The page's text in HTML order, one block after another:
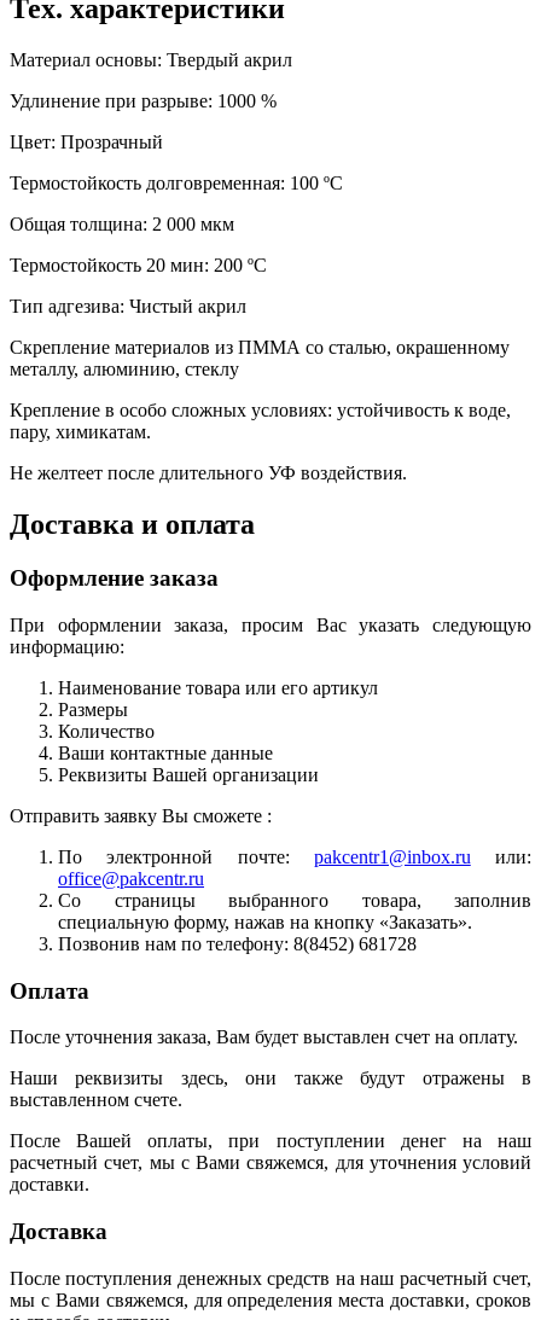
Тех. характеристики
Материал основы: Твердый акрил
Удлинение при разрыве: 1000 %
Цвет: Прозрачный
Термостойкость долговременная: 100 ºС
Общая толщина: 2 000 мкм
Термостойкость 20 мин: 200 ºС
Тип адгезива: Чистый акрил
Скрепление материалов из ПММА со сталью, окрашенному
металлу, алюминию, стеклу
Крепление в особо сложных условиях: устойчивость к воде,
пару, химикатам.
Не желтеет после длительного УФ воздействия.
Доставка и оплата
Оформление заказа
При оформлении заказа, просим Вас указать следующую
информацию:
Наименование товара или его артикул
Размеры
Количество
Ваши контактные данные
Реквизиты Вашей организации
Отправить заявку Вы сможете :
По электронной почте: pakcentr1@inbox.ru или:
office@pakcentr.ru
Со страницы выбранного товара, заполнив
специальную форму, нажав на кнопку «Заказать».
Позвонив нам по телефону: 8(8452) 681728
Оплата
После уточнения заказа, Вам будет выставлен счет на оплату.
Наши реквизиты здесь, они также будут отражены в
выставленном счете.
После Вашей оплаты, при поступлении денег на наш
расчетный счет, мы с Вами свяжемся, для уточнения условий
доставки.
Доставка
После поступления денежных средств на наш расчетный счет,
мы с Вами свяжемся, для определения места доставки, сроков